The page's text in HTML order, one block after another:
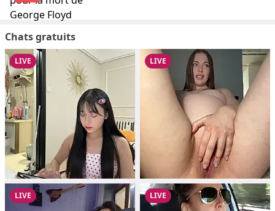
Chats gratuits